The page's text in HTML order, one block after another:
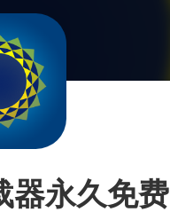
器永久免费